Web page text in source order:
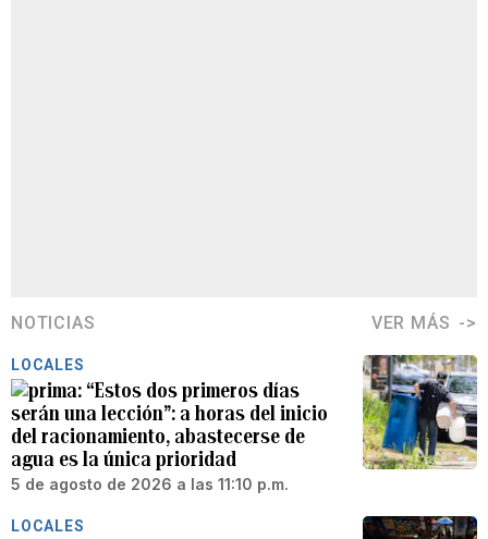
NOTICIAS VER MÁS
LOCALES
“Estos dos primeros días
serán una lección”: a horas del inicio
del racionamiento, abastecerse de
agua es la única prioridad
5 de agosto de 2026 a las 11:10 p.m.
LOCALES